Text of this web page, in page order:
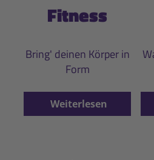
Fitness
Bring' deinen Körper in
Form
Weiterlesen